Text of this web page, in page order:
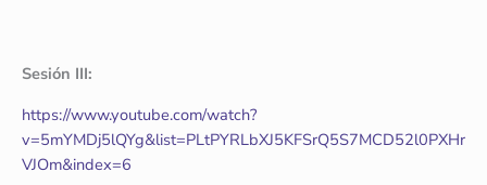
Sesión III:
https://www.youtube.com/watch?
v=5mYMDj5lQYg&list=PLtPYRLbXJ5KFSrQ5S7MCD52l0PXHr
VJOm&index=6